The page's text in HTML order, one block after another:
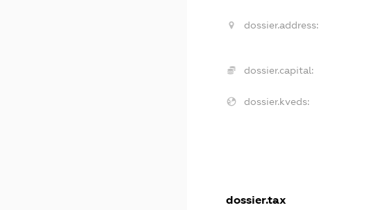
dossier.address:
dossier.capital:
dossier.kveds:
dossier.tax